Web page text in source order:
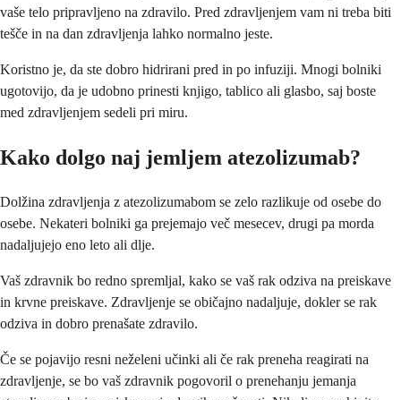
vaše telo pripravljeno na zdravilo. Pred zdravljenjem vam ni treba biti
tešče in na dan zdravljenja lahko normalno jeste.
Koristno je, da ste dobro hidrirani pred in po infuziji. Mnogi bolniki
ugotovijo, da je udobno prinesti knjigo, tablico ali glasbo, saj boste
med zdravljenjem sedeli pri miru.
Kako dolgo naj jemljem atezolizumab?
Dolžina zdravljenja z atezolizumabom se zelo razlikuje od osebe do
osebe. Nekateri bolniki ga prejemajo več mesecev, drugi pa morda
nadaljujejo eno leto ali dlje.
Vaš zdravnik bo redno spremljal, kako se vaš rak odziva na preiskave
in krvne preiskave. Zdravljenje se običajno nadaljuje, dokler se rak
odziva in dobro prenašate zdravilo.
Če se pojavijo resni neželeni učinki ali če rak preneha reagirati na
zdravljenje, se bo vaš zdravnik pogovoril o prenehanju jemanja